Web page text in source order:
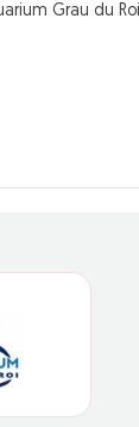
Grau du
pour adulte